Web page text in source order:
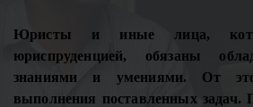
Юристы и иные лица,
юриспруденцией, обязаны
знаниями и умениями. От
выполнения поставленных задач.